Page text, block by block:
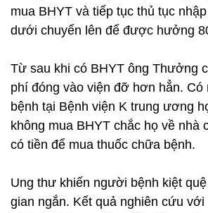
mua BHYT và tiếp tục thủ tục
dưới chuyển lên để được hưởng
Từ sau khi có BHYT ông Thưởng
phí đóng vào viện đỡ hơn hẳn. Có
bệnh tại Bệnh viện K trung ương
không mua BHYT chắc họ về nhà
có tiền để mua thuốc chữa bệnh.
Ung thư khiến người bệnh kiệt
gian ngắn. Kết quả nghiên cứu với